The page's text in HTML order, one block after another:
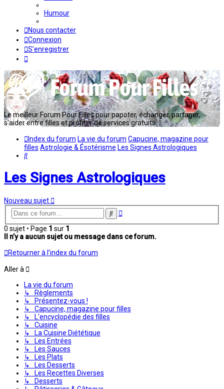
Humour
Nous contacter
Connexion
S’enregistrer
Le meilleur Forum Pour Filles pour papoter, échanger, partager,
s'aider entre filles et profiter de services gratuits...
Index du forum La vie du forum Capucine, magazine pour
filles Astrologie & Ésotérisme Les Signes Astrologiques
Rechercher
Les Signes Astrologiques
Nouveau sujet
Rechercher
Recherche
0 sujet • Page 1 sur 1
Il n’y a aucun sujet ou message dans ce forum.
Retourner à l’index du forum
Aller à
La vie du forum
↳ Règlements
↳ Présentez-vous !
↳ Capucine, magazine pour filles
↳ L'encyclopédie des filles
↳ Cuisine
↳ La Cuisine Diététique
↳ Les Entrées
↳ Les Sauces
↳ Les Plats
↳ Les Desserts
↳ Les Recettes Diverses
↳ Desserts